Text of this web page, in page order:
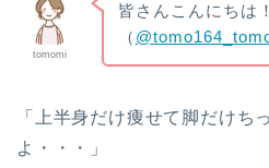
tomomi
皆さんこんにちは
（
「上半身だけ痩せて脚だけち
よ・・・」